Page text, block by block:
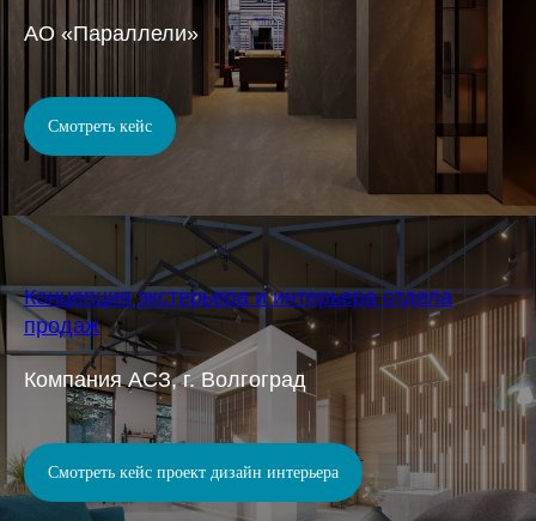
АО «Параллели»
Смотреть кейс
Концепция экстерьера и интерьера отдела
продаж
Компания АСЗ, г. Волгоград
Смотреть кейс проект дизайн интерьера